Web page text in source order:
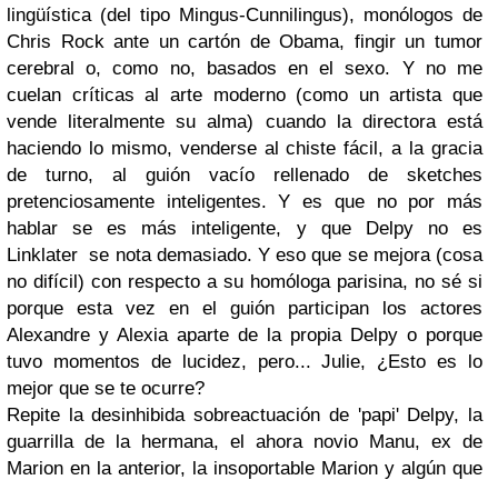
lingüística (del tipo Mingus-Cunnilingus), monólogos de
Chris Rock ante un cartón de Obama, fingir un tumor
cerebral o, como no, basados en el sexo. Y no me
cuelan críticas al arte moderno (como un artista que
vende literalmente su alma) cuando la directora está
haciendo lo mismo, venderse al chiste fácil, a la gracia
de turno, al guión vacío rellenado de sketches
pretenciosamente inteligentes. Y es que no por más
hablar se es más inteligente, y que Delpy no es
Linklater se nota demasiado. Y eso que se mejora (cosa
no difícil) con respecto a su homóloga parisina, no sé si
porque esta vez en el guión participan los actores
Alexandre y Alexia aparte de la propia Delpy o porque
tuvo momentos de lucidez, pero... Julie, ¿Esto es lo
mejor que se te ocurre?
Repite la desinhibida sobreactuación de 'papi' Delpy, la
guarrilla de la hermana, el ahora novio Manu, ex de
Marion en la anterior, la insoportable Marion y algún que